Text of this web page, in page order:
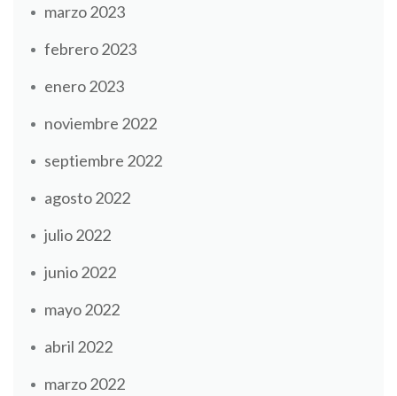
marzo 2023
febrero 2023
enero 2023
noviembre 2022
septiembre 2022
agosto 2022
julio 2022
junio 2022
mayo 2022
abril 2022
marzo 2022